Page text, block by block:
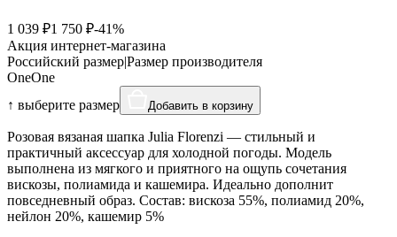
1 039 ₽1 750 ₽-41%
Акция интернет-магазина
Российский размер|Размер производителя
OneOne
↑ выберите размер
Добавить в корзину
Розовая вязаная шапка Julia Florenzi — стильный и
практичный аксессуар для холодной погоды. Модель
выполнена из мягкого и приятного на ощупь сочетания
вискозы, полиамида и кашемира. Идеально дополнит
повседневный образ. Состав: вискоза 55%, полиамид 20%,
нейлон 20%, кашемир 5%